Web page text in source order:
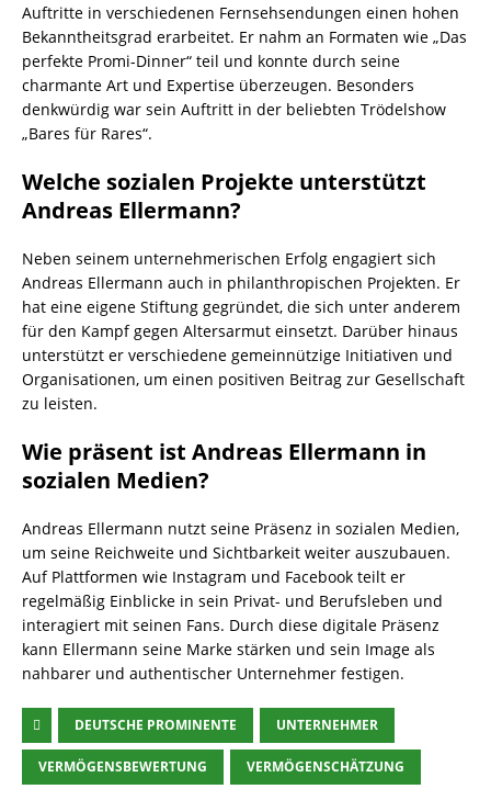
Auftritte in verschiedenen Fernsehsendungen einen hohen
Bekanntheitsgrad erarbeitet. Er nahm an Formaten wie „Das
perfekte Promi-Dinner“ teil und konnte durch seine
charmante Art und Expertise überzeugen. Besonders
denkwürdig war sein Auftritt in der beliebten Trödelshow
„Bares für Rares“.
Welche sozialen Projekte unterstützt
Andreas Ellermann?
Neben seinem unternehmerischen Erfolg engagiert sich
Andreas Ellermann auch in philanthropischen Projekten. Er
hat eine eigene Stiftung gegründet, die sich unter anderem
für den Kampf gegen Altersarmut einsetzt. Darüber hinaus
unterstützt er verschiedene gemeinnützige Initiativen und
Organisationen, um einen positiven Beitrag zur Gesellschaft
zu leisten.
Wie präsent ist Andreas Ellermann in
sozialen Medien?
Andreas Ellermann nutzt seine Präsenz in sozialen Medien,
um seine Reichweite und Sichtbarkeit weiter auszubauen.
Auf Plattformen wie Instagram und Facebook teilt er
regelmäßig Einblicke in sein Privat- und Berufsleben und
interagiert mit seinen Fans. Durch diese digitale Präsenz
kann Ellermann seine Marke stärken und sein Image als
nahbarer und authentischer Unternehmer festigen.
DEUTSCHE PROMINENTE UNTERNEHMER
VERMÖGENSBEWERTUNG VERMÖGENSCHÄTZUNG